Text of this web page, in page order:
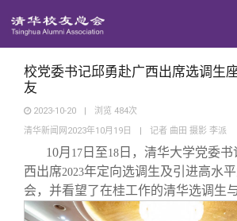
地区联络
年级联络
院系校友工作
专业委员会
回馈母校
捐赠项目
捐赠新闻
捐赠纪事
媒体平台
《清华校友通讯》
《水木清华》
百年清华
清华人物
校友服务
校党委书记邱勇赴广西出席选调生
友
2023-10-20 | 浏览 484次
清华新闻网2023年10月19日
| 记者 曲田 摄影 李派
10月 17 日至18 日，清华大学党委
西出席2023年定向选调生及引进高水
会，并看望了在桂工作的清华选调生